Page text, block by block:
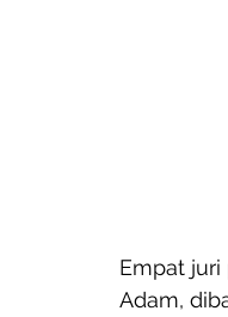
Empat juri
Adam,